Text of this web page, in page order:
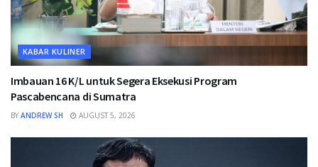
KABAR KULINER
Imbauan 16 K/L untuk Segera Eksekusi Program
Pascabencana di Sumatra
BY ANDREW SH AUGUST 5, 2026